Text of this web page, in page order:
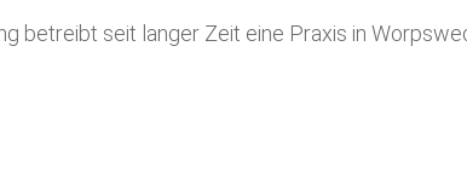
betreibt seit langer Zeit eine Praxis in